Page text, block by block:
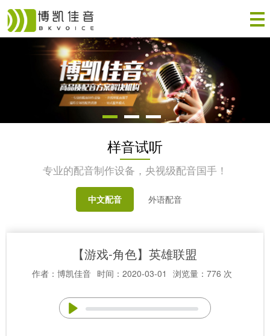
样音试听
专业的配音制作设备，央视级配音国手！
中文配音 外语配音
【游戏-角色】英雄联盟
作者：博凯佳音 时间：2020-03-01 浏览量：776 次